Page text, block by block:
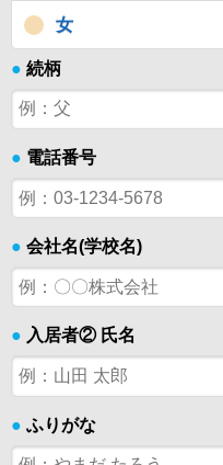
女
● 続柄
● 電話番号
● 会社名(学校名)
● 入居者② 氏名
● ふりがな